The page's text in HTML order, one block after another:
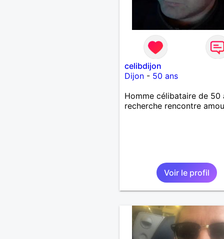
celibdijon
Dijon- 50 ans
Homme célibataire de 50
recherche rencontre
Voir le profil